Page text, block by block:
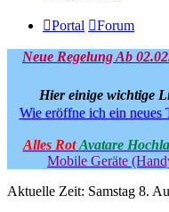
Portal Forum
Neue Regelung Ab
Hier einige wichtige
Wie eröffne ich ein neues
Alles Rot Avatare
Mobile Geräte
Aktuelle Zeit: Samstag 8.